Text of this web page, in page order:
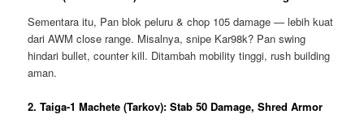
Sementara itu, Pan blok peluru & chop 105 damage — lebih kuat
dari AWM close range. Misalnya, snipe Kar98k? Pan swing
hindari bullet, counter kill. Ditambah mobility tinggi, rush building
aman.
2. Taiga-1 Machete (Tarkov): Stab 50 Damage, Shred Armor